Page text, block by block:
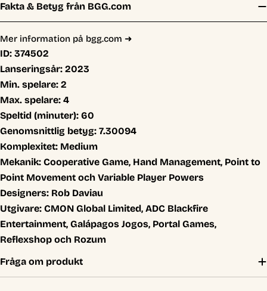
Fakta & Betyg från BGG.com
Mer information på bgg.com ➜
ID: 374502
Lanseringsår: 2023
Min. spelare: 2
Max. spelare: 4
Speltid (minuter): 60
Genomsnittlig betyg: 7.30094
Komplexitet: Medium
Mekanik: Cooperative Game, Hand Management, Point to
Point Movement och Variable Player Powers
Designers: Rob Daviau
Utgivare: CMON Global Limited, ADC Blackfire
Entertainment, Galápagos Jogos, Portal Games,
Reflexshop och Rozum
Fråga om produkt